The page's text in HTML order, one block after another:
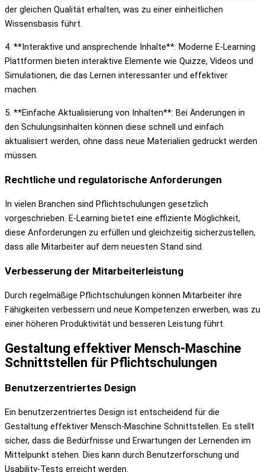
der gleichen Qualität erhalten, was zu einer einheitlichen
Wissensbasis führt.
4. **Interaktive und ansprechende Inhalte**: Moderne E-Learning
Plattformen bieten interaktive Elemente wie Quizze, Videos und
Simulationen, die das Lernen interessanter und effektiver
machen.
5. **Einfache Aktualisierung von Inhalten**: Bei Änderungen in
den Schulungsinhalten können diese schnell und einfach
aktualisiert werden, ohne dass neue Materialien gedruckt werden
müssen.
Rechtliche und regulatorische Anforderungen
In vielen Branchen sind Pflichtschulungen gesetzlich
vorgeschrieben. E-Learning bietet eine effiziente Möglichkeit,
diese Anforderungen zu erfüllen und gleichzeitig sicherzustellen,
dass alle Mitarbeiter auf dem neuesten Stand sind.
Verbesserung der Mitarbeiterleistung
Durch regelmäßige Pflichtschulungen können Mitarbeiter ihre
Fähigkeiten verbessern und neue Kompetenzen erwerben, was zu
einer höheren Produktivität und besseren Leistung führt.
Gestaltung effektiver Mensch-Maschine
Schnittstellen für Pflichtschulungen
Benutzerzentriertes Design
Ein benutzerzentriertes Design ist entscheidend für die
Gestaltung effektiver Mensch-Maschine Schnittstellen. Es stellt
sicher, dass die Bedürfnisse und Erwartungen der Lernenden im
Mittelpunkt stehen. Dies kann durch Benutzerforschung und
Usability-Tests erreicht werden.